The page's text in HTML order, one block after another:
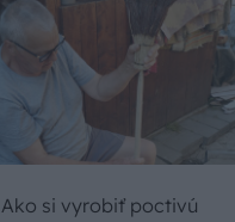
Ako si vyrobiť poctivú